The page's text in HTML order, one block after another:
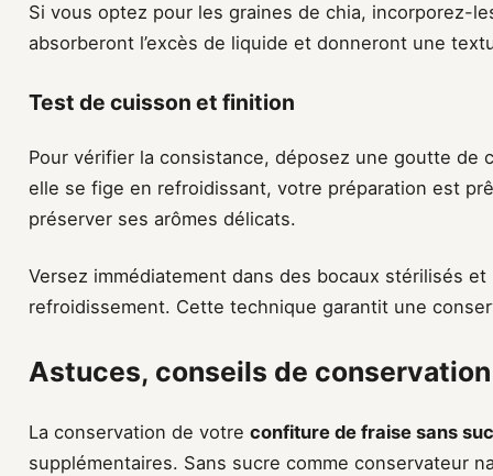
Si vous optez pour les graines de chia, incorporez-
absorberont l’excès de liquide et donneront une
Test de cuisson et finition
Pour vérifier la consistance, déposez une goutte de
elle se fige en refroidissant, votre préparation est
préserver ses arômes délicats.
Versez immédiatement dans des bocaux stérilisés
refroidissement. Cette technique garantit une
Astuces, conseils de
La conservation de votre confiture de fraise sans
supplémentaires. Sans sucre comme conservateur